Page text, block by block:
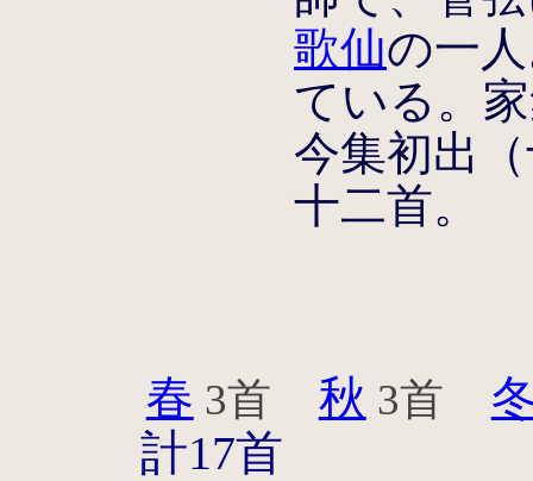
歌仙の一
ている。
今集初出
十二首。
春 3首 秋 3首
計17首